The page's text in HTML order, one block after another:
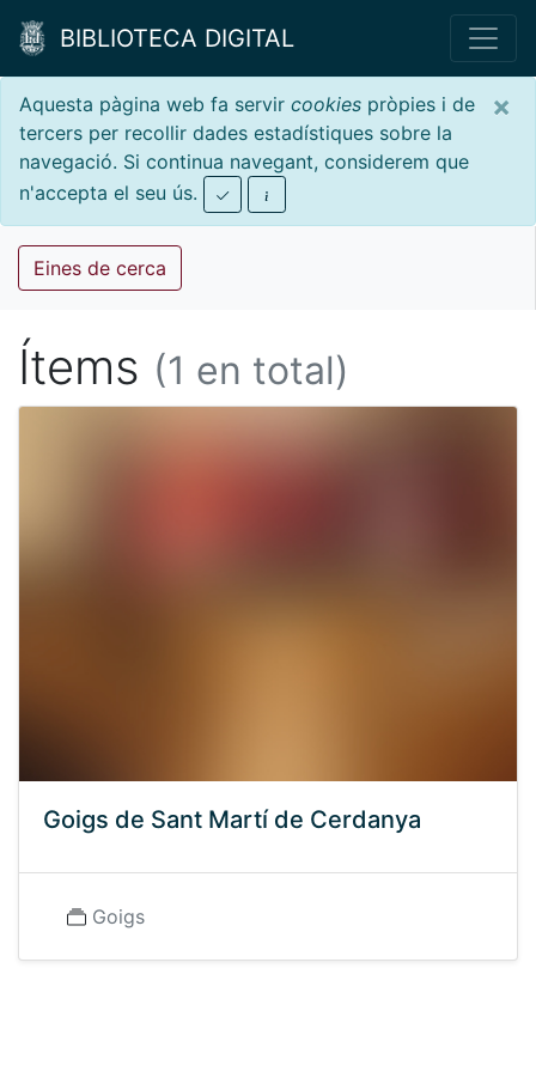
BIBLIOTECA DIGITAL
×
Aquesta pàgina web fa servir cookies pròpies i de
tercers per recollir dades estadístiques sobre la
navegació. Si continua navegant, considerem que
n'accepta el seu ús.
Eines de cerca
Ítems (1 en total)
Goigs de Sant Martí de Cerdanya
Goigs